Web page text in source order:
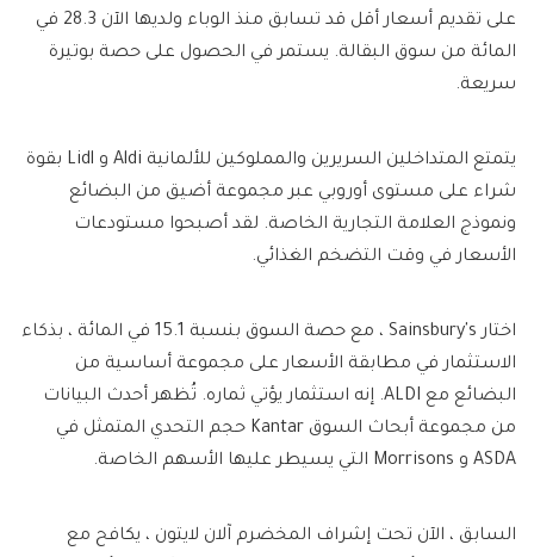
على تقديم أسعار أقل قد تسابق منذ الوباء ولديها الآن 28.3 في
المائة من سوق البقالة. يستمر في الحصول على حصة بوتيرة
سريعة.
يتمتع المتداخلين السريرين والمملوكين للألمانية Aldi و Lidl بقوة
شراء على مستوى أوروبي عبر مجموعة أضيق من البضائع
ونموذج العلامة التجارية الخاصة. لقد أصبحوا مستودعات
الأسعار في وقت التضخم الغذائي.
اختار Sainsbury's ، مع حصة السوق بنسبة 15.1 في المائة ، بذكاء
الاستثمار في مطابقة الأسعار على مجموعة أساسية من
البضائع مع ALDI. إنه استثمار يؤتي ثماره. تُظهر أحدث البيانات
من مجموعة أبحاث السوق Kantar حجم التحدي المتمثل في
ASDA و Morrisons التي يسيطر عليها الأسهم الخاصة.
السابق ، الآن تحت إشراف المخضرم آلان لايتون ، يكافح مع